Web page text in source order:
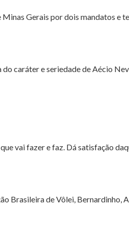
Minas Gerais por dois mandatos e
caráter e seriedade de Aécio
vai fazer e faz. Dá satisfação
Brasileira de Vôlei, Bernardinho,